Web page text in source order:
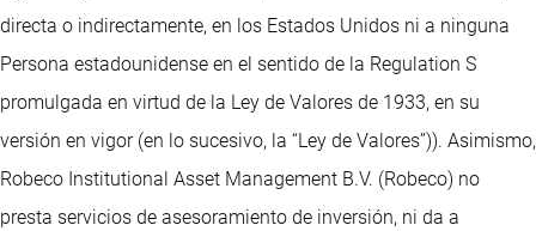
directa o indirectamente, en los Estados Unidos ni a ninguna
Persona estadounidense en el sentido de la Regulation S
promulgada en virtud de la Ley de Valores de 1933, en su
versión en vigor (en lo sucesivo, la “Ley de Valores”)). Asimismo,
Robeco Institutional Asset Management B.V. (Robeco) no
presta servicios de asesoramiento de inversión, ni da a